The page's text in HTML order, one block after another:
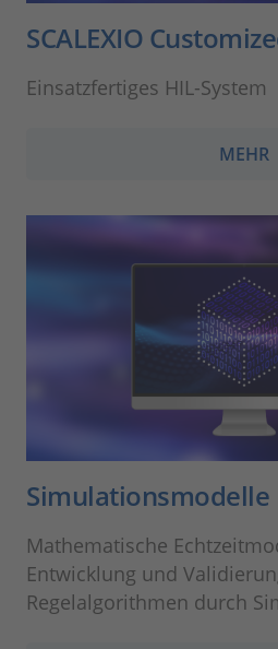
SCALEXIO
Einsatzfertiges HIL-System
MEHR
Simulationsmodelle
Mathematische
Entwicklung und
Regelalgorithmen durch